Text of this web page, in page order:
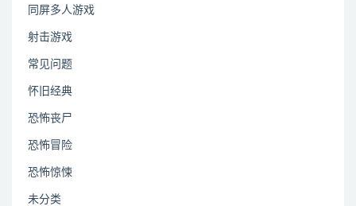
同屏多人游戏
射击游戏
常见问题
怀旧经典
恐怖丧尸
恐怖冒险
恐怖惊悚
未分类